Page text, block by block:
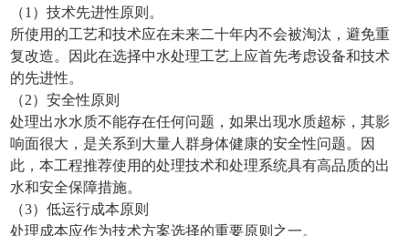
（1）技术先进性原则。
所使用的工艺和技术应在未来二十年内不会被淘汰，避免重
复改造。因此在选择中水处理工艺上应首先考虑设备和技术
的先进性。
（2）安全性原则
处理出水水质不能存在任何问题，如果出现水质超标，其影
响面很大，是关系到大量人群身体健康的安全性问题。因
此，本工程推荐使用的处理技术和处理系统具有高品质的出
水和安全保障措施。
（3）低运行成本原则
处理成本应作为技术方案选择的重要原则之一。